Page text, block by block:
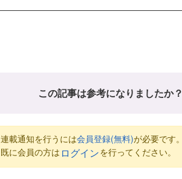
この記事は参考になりましたか？
連載通知を行うには会員登録(無料)が必要です。
既に会員の方は ログインを行ってください。